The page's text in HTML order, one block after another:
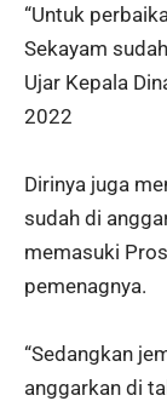
“Untuk
Sekayam
Ujar Kepala
2022
Dirinya juga
sudah di
memasuki
pemenagnya.
“Sedangkan
anggarkan di